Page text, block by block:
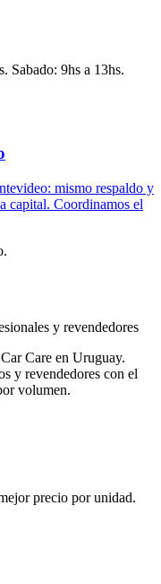
Sabado: 9hs a 13hs.
mismo respaldo y
capital. Coordinamos el
y revendedores
Care en Uruguay.
y revendedores con el
volumen.
precio por unidad.